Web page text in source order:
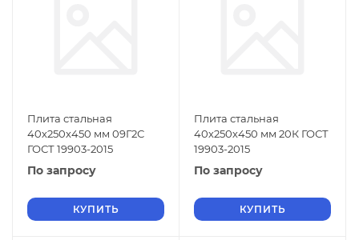
Плита стальная
40х250х450 мм 09Г2С
ГОСТ 19903-2015
По запросу
КУПИТЬ
Плита стальная
40х250х450 мм 20К ГОСТ
19903-2015
По запросу
КУПИТЬ